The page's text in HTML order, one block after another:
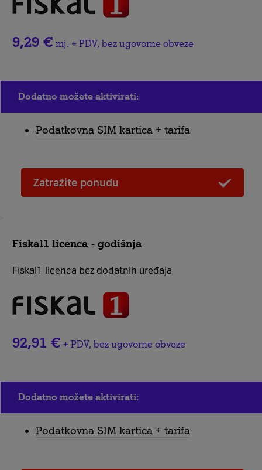
9,29 € mj. + PDV, bez ugovorne obveze
Dodatno možete aktivirati:
Podatkovna SIM kartica + tarifa
Zatražite ponudu
Fiskal1 licenca - godišnja
Fiskal1 licenca bez dodatnih uređaja
92,91 € + PDV, bez ugovorne obveze
Dodatno možete aktivirati:
Podatkovna SIM kartica + tarifa